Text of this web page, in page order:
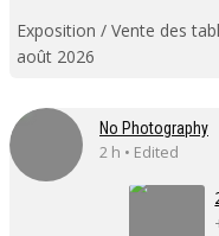
Exposition / Vente des
août 2026
No Photography
2 h • Edited